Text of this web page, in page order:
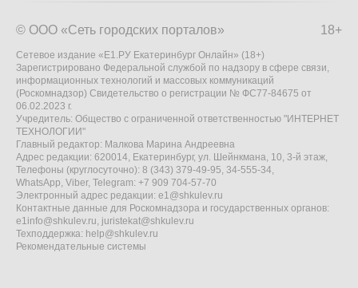
18+
© ООО «Сеть городских порталов»
Сетевое издание «Е1.РУ Екатеринбург Онлайн» (18+)
Зарегистрировано Федеральной службой по надзору в сфере связи,
информационных технологий и массовых коммуникаций
(Роскомнадзор) Свидетельство о регистрации № ФС77-84675 от
06.02.2023 г.
Учредитель: Общество с ограниченной ответственностью "ИНТЕРНЕТ
ТЕХНОЛОГИИ"
Главный редактор: Малкова Марина Андреевна
Адрес редакции: 620014, Екатеринбург, ул. Шейнкмана, 10, 3-й этаж,
Телефоны (круглосуточно): 8 (343) 379-49-95, 34-555-34,
WhatsApp, Viber, Telegram: +7 909 704-57-70
Электронный адрес редакции: e1@shkulev.ru
Контактные данные для Роскомнадзора и государственных органов:
e1info@shkulev.ru, juristekat@shkulev.ru
Техподдержка: help@shkulev.ru
Рекомендательные системы